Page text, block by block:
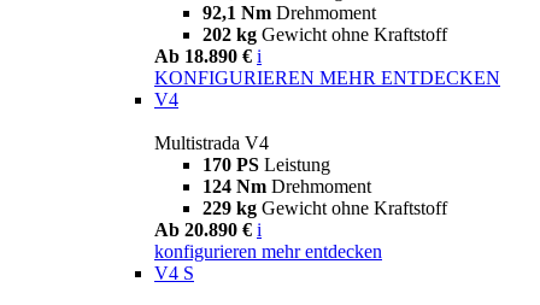
92,1 Nm Drehmoment
202 kg Gewicht ohne Kraftstoff
Ab 18.890 € i
KONFIGURIEREN MEHR ENTDECKEN
V4
Multistrada V4
170 PS Leistung
124 Nm Drehmoment
229 kg Gewicht ohne Kraftstoff
Ab 20.890 € i
konfigurieren mehr entdecken
V4 S